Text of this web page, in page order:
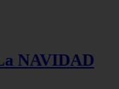
NAVIDAD